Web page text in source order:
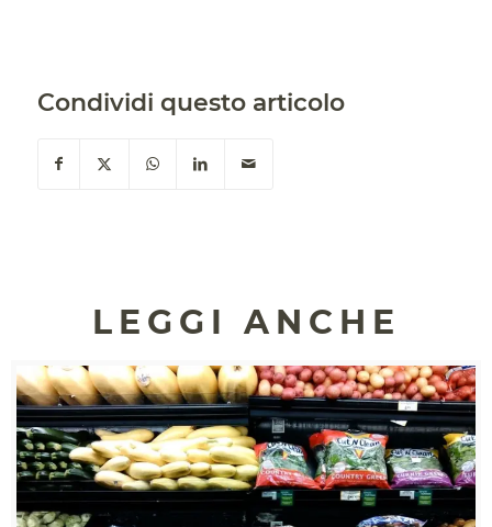
Condividi questo articolo
LEGGI ANCHE